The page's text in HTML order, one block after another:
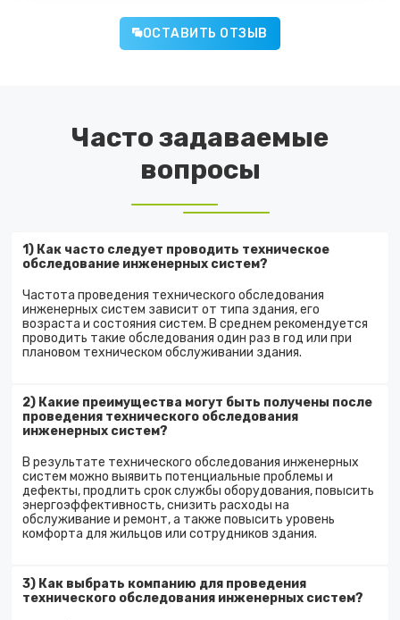
ОСТАВИТЬ ОТЗЫВ
Часто задаваемые
вопросы
1) Как часто следует проводить техническое
обследование инженерных систем?
Частота проведения технического обследования
инженерных систем зависит от типа здания, его
возраста и состояния систем. В среднем рекомендуется
проводить такие обследования один раз в год или при
плановом техническом обслуживании здания.
2) Какие преимущества могут быть получены после
проведения технического обследования
инженерных систем?
В результате технического обследования инженерных
систем можно выявить потенциальные проблемы и
дефекты, продлить срок службы оборудования, повысить
энергоэффективность, снизить расходы на
обслуживание и ремонт, а также повысить уровень
комфорта для жильцов или сотрудников здания.
3) Как выбрать компанию для проведения
технического обследования инженерных систем?